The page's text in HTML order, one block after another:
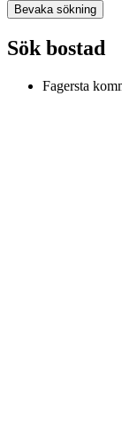
Bevaka sökning
Sök bostad
Fagersta